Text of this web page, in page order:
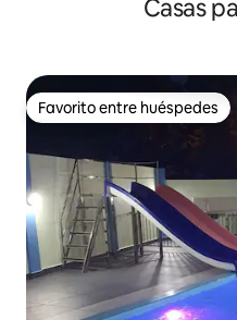
Casas
Favorito entre huéspedes
Favorito entre huéspedes